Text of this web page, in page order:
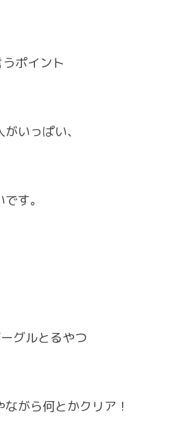
うポイント
いっぱい、
す。
グルとるやつ
がら何とかクリア！